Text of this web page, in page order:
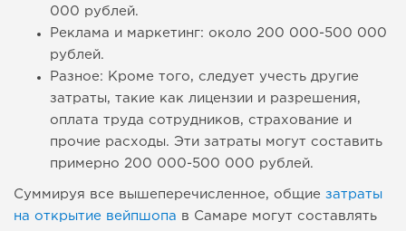
000 рублей.
Реклама и маркетинг: около 200 000-500 000
рублей.
Разное: Кроме того, следует учесть другие
затраты, такие как лицензии и разрешения,
оплата труда сотрудников, страхование и
прочие расходы. Эти затраты могут составить
примерно 200 000-500 000 рублей.
Суммируя все вышеперечисленное, общие затраты
на открытие вейпшопа в Самаре могут составлять